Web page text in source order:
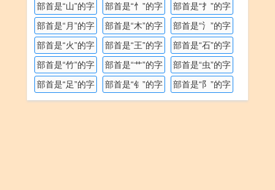
部首是“山”的字
部首是“忄”的字
部首是“扌”的字
部首是“月”的字
部首是“木”的字
部首是“氵”的字
部首是“火”的字
部首是“王”的字
部首是“石”的字
部首是“竹”的字
部首是“艹”的字
部首是“虫”的字
部首是“足”的字
部首是“钅”的字 部首是“阝”的字